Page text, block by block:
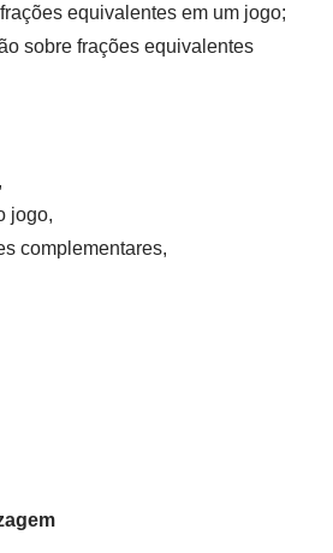
equivalentes em um jogo;
sobre frações equivalentes
jogo,
complementares,